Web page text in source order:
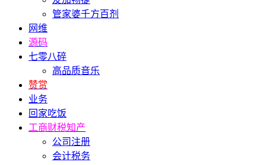
管家婆千方百剂
网维
源码
七零八碎
高品质音乐
赞赏
业务
回家吃饭
工商财税知产
公司注册
会计税务